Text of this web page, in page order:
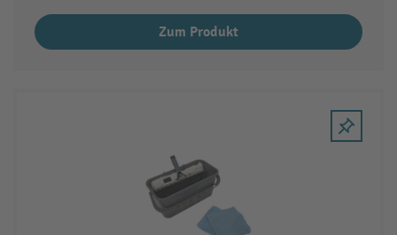
Zum Produkt